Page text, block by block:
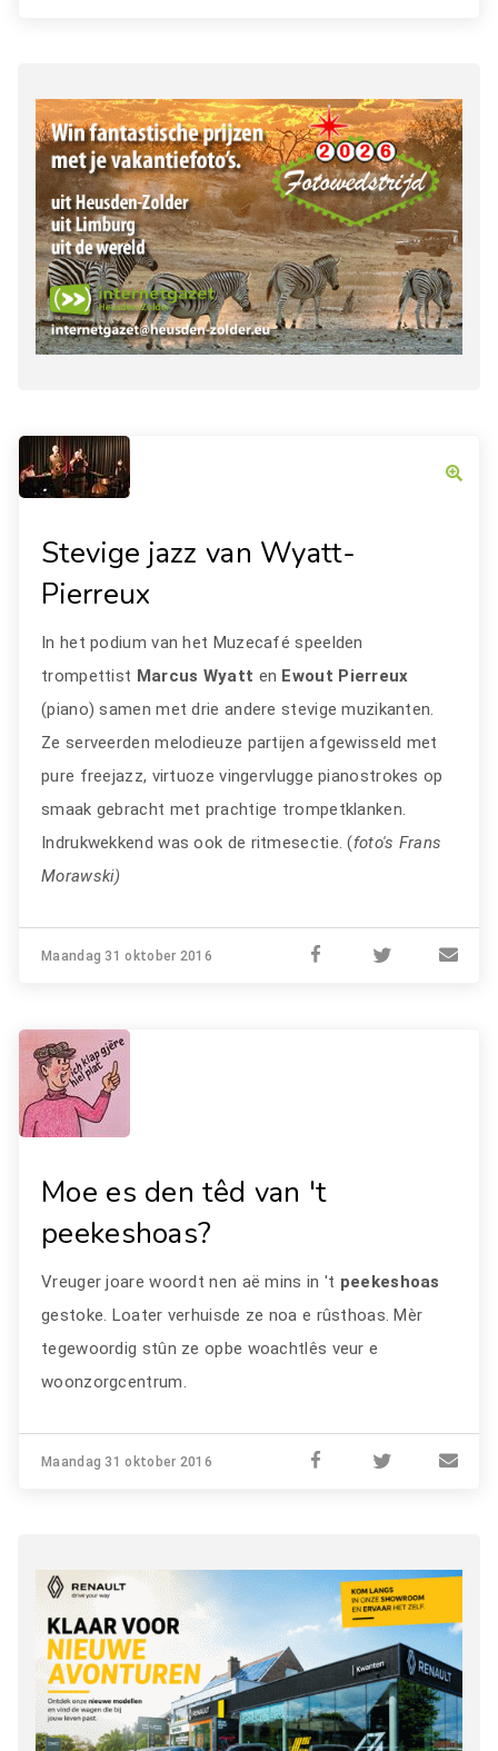
Stevige jazz van Wyatt-
Pierreux
In het podium van het Muzecafé speelden
trompettist Marcus Wyatt en Ewout Pierreux
(piano) samen met drie andere stevige muzikanten.
Ze serveerden melodieuze partijen afgewisseld met
pure freejazz, virtuoze vingervlugge pianostrokes op
smaak gebracht met prachtige trompetklanken.
Indrukwekkend was ook de ritmesectie. (foto's Frans
Morawski)
Maandag 31 oktober 2016
Moe es den têd van 't
peekeshoas?
Vreuger joare woordt nen aë mins in 't peekeshoas
gestoke. Loater verhuisde ze noa e rûsthoas. Mèr
tegewoordig stûn ze opbe woachtlês veur e
woonzorgcentrum.
Maandag 31 oktober 2016